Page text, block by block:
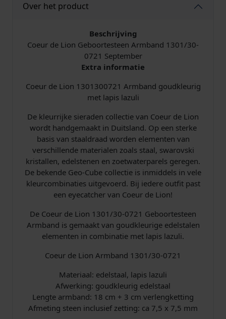
/
-
1
p
t
e
m
b
e
r
a
a
l
Over het product
Beschrijving
Coeur de Lion Geboortesteen Armband 1301/30-
0721 September
Extra informatie
Coeur de Lion 1301300721 Armband goudkleurig
met lapis lazuli
De kleurrijke sieraden collectie van Coeur de Lion
wordt handgemaakt in Duitsland. Op een sterke
basis van staaldraad worden elementen van
verschillende materialen zoals staal, swarovski
kristallen, edelstenen en zoetwaterparels geregen.
De bekende Geo-Cube collectie is inmiddels in vele
kleurcombinaties uitgevoerd. Bij iedere outfit past
een eyecatcher van Coeur de Lion!
De Coeur de Lion 1301/30-0721 Geboortesteen
Armband is gemaakt van goudkleurige edelstalen
elementen in combinatie met lapis lazuli.
Coeur de Lion Armband 1301/30-0721
Materiaal: edelstaal, lapis lazuli
Afwerking: goudkleurig edelstaal
Lengte armband: 18 cm + 3 cm verlengketting
Afmeting steen inclusief zetting: ca 7,5 x 7,5 mm